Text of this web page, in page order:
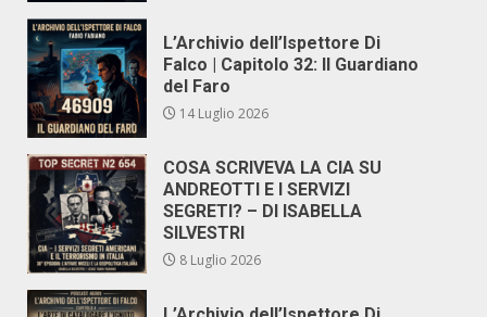
L’Archivio dell’Ispettore Di
Falco | Capitolo 32: Il Guardiano
del Faro
14 Luglio 2026
COSA SCRIVEVA LA CIA SU
ANDREOTTI E I SERVIZI
SEGRETI? – DI ISABELLA
SILVESTRI
8 Luglio 2026